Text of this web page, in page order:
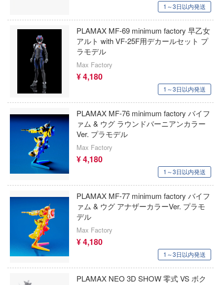
1～3日以内発送
PLAMAX MF-69 minimum factory 早乙女
アルト with VF-25F用デカールセット プ
ラモデル
Max Factory
¥ 4,180
1～3日以内発送
PLAMAX MF-76 minimum factory バイフ
ァム & ウグ ラウンドバーニアンカラー
Ver. プラモデル
Max Factory
¥ 4,180
1～3日以内発送
PLAMAX MF-77 minimum factory バイフ
ァム & ウグ アナザーカラーVer. プラモ
デル
Max Factory
¥ 4,180
1～3日以内発送
PLAMAX NEO 3D SHOW 零式 VS ボク
スター・トレック
スタジオジブリ
SPY×FAMILY(スパイファミリー)
Stellar Blade
スター・ウォーズ
戦姫絶唱シンフォギア
戦場のヴァルキュリア
戦闘妖精雪風
ゼロの使い魔
ゼルダの伝説
ゼンレスゾーンゼロ
LZモデル(バウマン)
エムアンドオー
エンバートイズ
エイビーシーホビー
ENSOUTOYS
A&Aモデルズ(ビーバーコーポレーション)
Aモデル(バウマン・ビーバーコーポレー
EVOLUTION・TOY
次元具象(EXSSRION)
エフトイズ(プラッツ)
エレキット
替え人形(ビスク・ドール)は恋をする
イン・ザ・フランキス
カンシリーズ
ロンパシリーズ
ン飯
ラヴィオン
シャンゼリオン